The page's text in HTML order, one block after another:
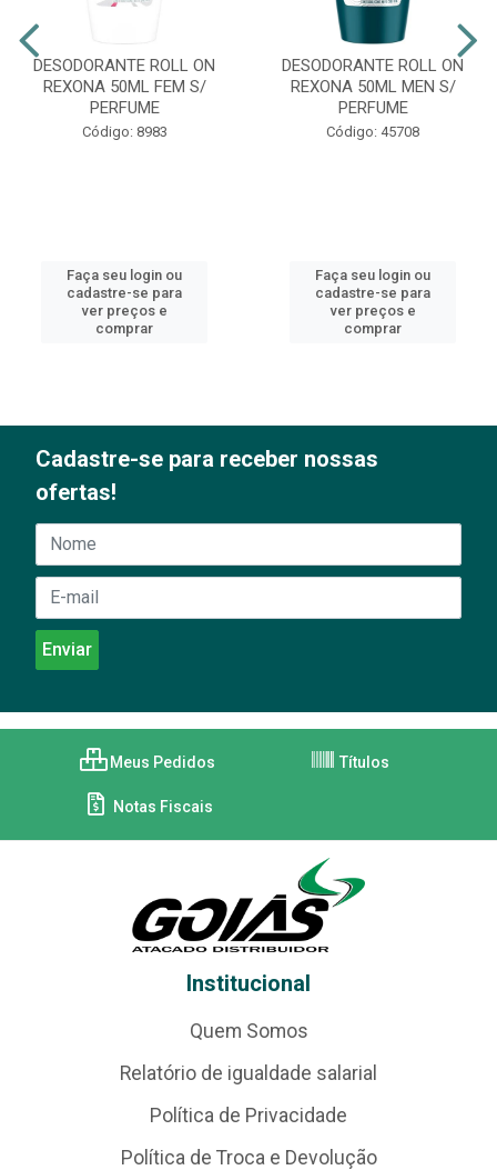
DESODORANTE ROLL ON
REXONA 50ML FEM S/
PERFUME
Código: 8983
Faça seu login ou
cadastre-se para
ver preços e
comprar
DESODORANTE ROLL ON
REXONA 50ML MEN S/
PERFUME
Código: 45708
Faça seu login ou
cadastre-se para
ver preços e
comprar
Cadastre-se para receber nossas
ofertas!
Meus Pedidos Títulos
Notas Fiscais
Institucional
Quem Somos
Relatório de igualdade salarial
Política de Privacidade
Política de Troca e Devolução